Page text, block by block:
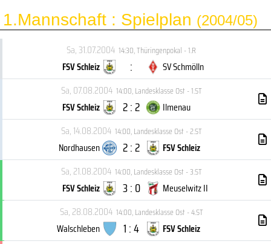
1.Mannschaft : Spielplan (2004/05)
Sa, 31.07.2004 14:30,Thüringenpokal - 1.R
FSV Schleiz :
SV Schmölln
Sa, 07.08.2004 14:00,Landesklasse Ost - 1.ST
FSV Schleiz 2 : 2
Ilmenau
Sa, 14.08.2004 14:00,Landesklasse Ost - 2.ST
Nordhausen 2 : 2
FSV Schleiz
Sa, 21.08.2004 14:00,Landesklasse Ost - 3.ST
FSV Schleiz 3 : 0
Meuselwitz II
Sa, 28.08.2004 14:00,Landesklasse Ost - 4.ST
Walschleben 1 : 4
FSV Schleiz